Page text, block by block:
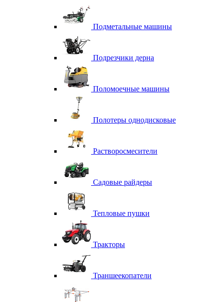
Подметальные машины
Подрезчики дерна
Поломоечные машины
Полотеры однодисковые
Растворосмесители
Садовые райдеры
Тепловые пушки
Тракторы
Траншеекопатели